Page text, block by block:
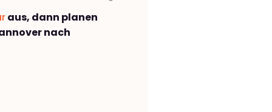
aus, dann planen
nach